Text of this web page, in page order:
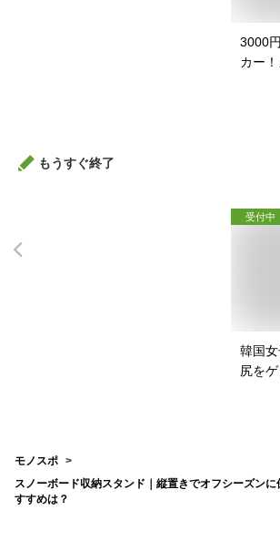
3000
カー！
もうすぐ終了
受付中
韓国
尻をゲ
モノスポ
スノーボード収納スタンド｜縦置きでオフシーズン
すすめは？